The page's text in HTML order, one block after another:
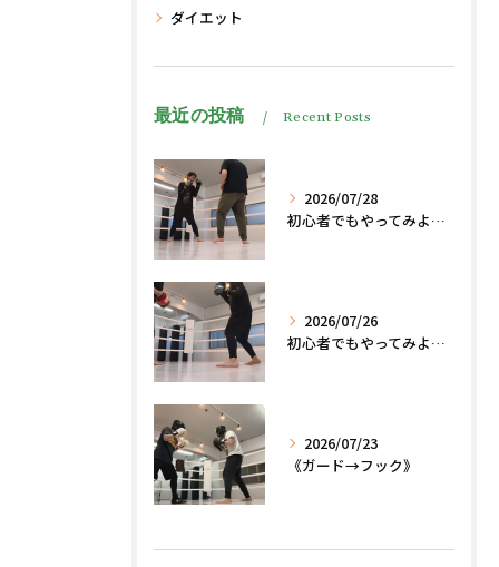
ダイエット
最近の投稿 Recent Posts
2026/07/28
初心者でもやってみよう、格闘技でダイエット脂肪燃焼🔥
2026/07/26
初心者でもやってみよう、格闘技でダイエット、脂肪燃焼🔥
2026/07/23
《ガード→フック》